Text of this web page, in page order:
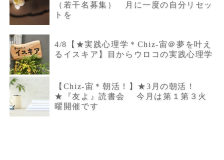
（若干名募集） 月に一度の自分リセッ
トを
4/8【★実践心理学＊Chiz-宙＠夢を叶え
るイスキア】目からウロコの実践心理学
【Chiz-宙＊朝活！】★3月の朝活！
★『友よ』読書会 今月は第１第３火
曜開催です